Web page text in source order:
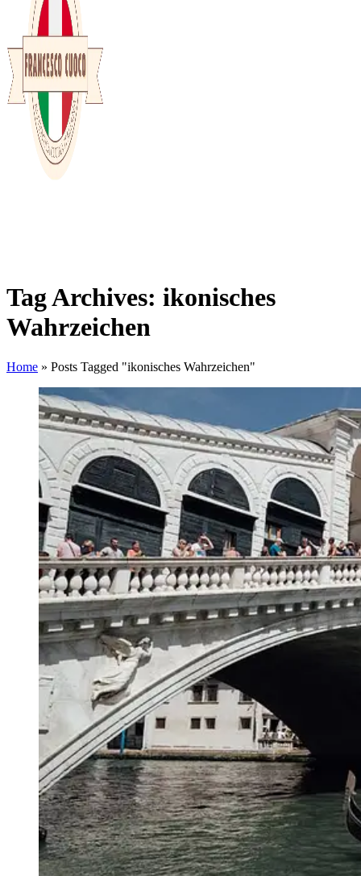
Tag Archives: ikonisches
Wahrzeichen
Home » Posts Tagged "ikonisches Wahrzeichen"